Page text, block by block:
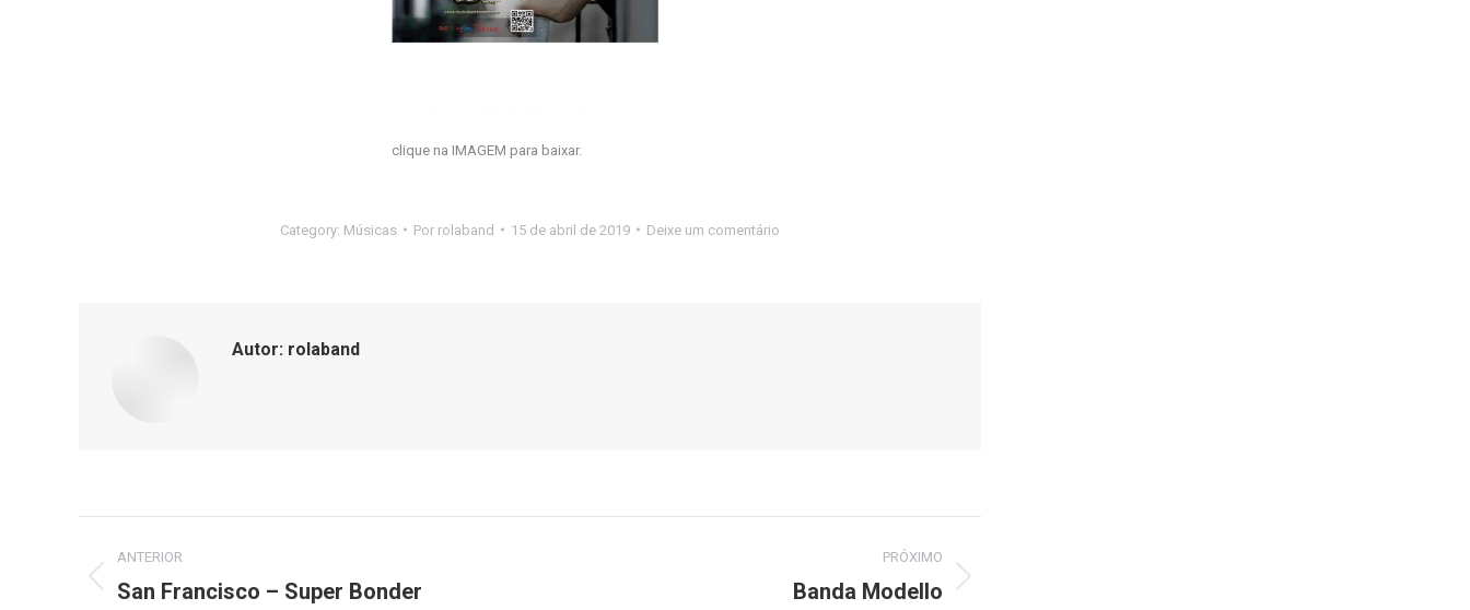
clique na IMAGEM para baixar.
Category: Músicas Por rolaband 15 de abril de 2019 Deixe um comentário
Autor: rolaband
de
ANTERIOR
Post
San Francisco – Super Bonder
PRÓXIMO
Banda Modello